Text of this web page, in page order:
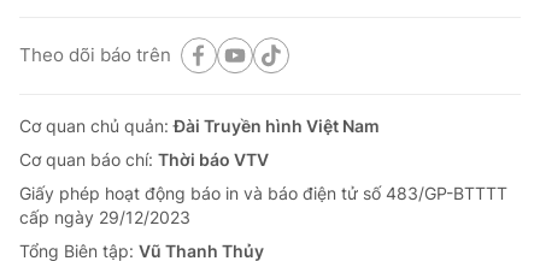
Theo dõi báo trên
Cơ quan chủ quản:Đài Truyền hình Việt Nam
Cơ quan báo chí: Thời báo VTV
Giấy phép hoạt động báo in và báo điện tử số 483/GP-BTTTT
cấp ngày 29/12/2023
Tổng Biên tập: Vũ Thanh Thủy